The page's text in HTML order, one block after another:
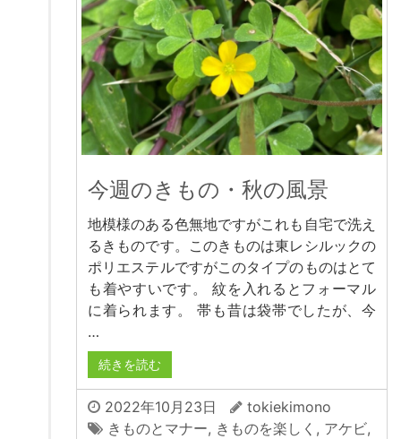
今週のきもの・秋の風景
地模様のある色無地ですがこれも自宅で洗え
るきものです。このきものは東レシルックの
ポリエステルですがこのタイプのものはとて
も着やすいです。 紋を入れるとフォーマル
に着られます。 帯も昔は袋帯でしたが、今
…
続きを読む
2022年10月23日
tokiekimono
きものとマナー, きものを楽しく , アケビ,